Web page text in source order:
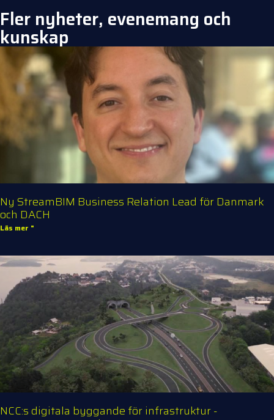
Fler nyheter, evenemang och
kunskap
Ny StreamBIM Business Relation Lead för Danmark
och DACH
Läs mer "
NCC:s digitala byggande för infrastruktur -